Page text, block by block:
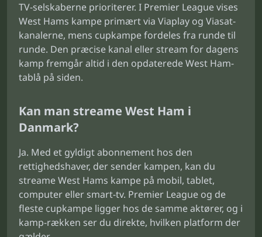
TV-selskaberne prioriterer. I Premier League vises
West Hams kampe primært via Viaplay og Viasat-
kanalerne, mens cupkampe fordeles fra runde til
runde. Den præcise kanal eller stream for dagens
kamp fremgår altid i den opdaterede West Ham-
tablå på siden.
Kan man streame West Ham i
Danmark?
Ja. Med et gyldigt abonnement hos den
rettighedshaver, der sender kampen, kan du
streame West Hams kampe på mobil, tablet,
computer eller smart-tv. Premier League og de
fleste cupkampe ligger hos de samme aktører, og i
kamp-rækken ser du direkte, hvilken platform der